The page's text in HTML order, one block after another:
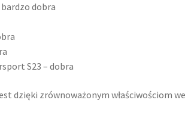
dobra
S23 – dobra
dzięki zrównoważonym właściwościom